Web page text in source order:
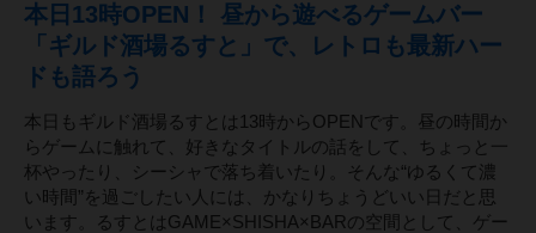
本日13時OPEN！ 昼から遊べるゲームバー
「ギルド酒場るすと」で、レトロも最新ハー
ドも語ろう
本日もギルド酒場るすとは13時からOPENです。昼の時間か
らゲームに触れて、好きなタイトルの話をして、ちょっと一
杯やったり、シーシャで落ち着いたり。そんな“ゆるくて濃
い時間”を過ごしたい人には、かなりちょうどいい日だと思
います。るすとはGAME×SHISHA×BARの空間として、ゲー